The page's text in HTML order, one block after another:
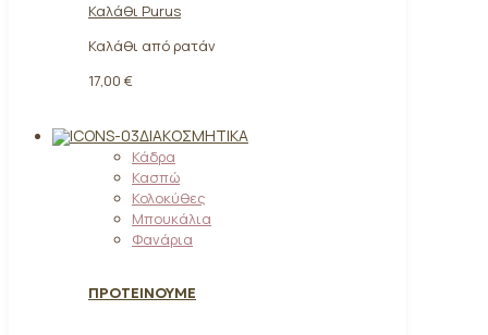
Καλάθι Purus
Καλάθι από ρατάν
17,00 €
ΔΙΑΚΟΣΜΗΤΙΚΆ
Κάδρα
Κασπώ
Κολοκύθες
Μπουκάλια
Φανάρια
ΠΡΟΤΕΙΝΟΥΜΕ